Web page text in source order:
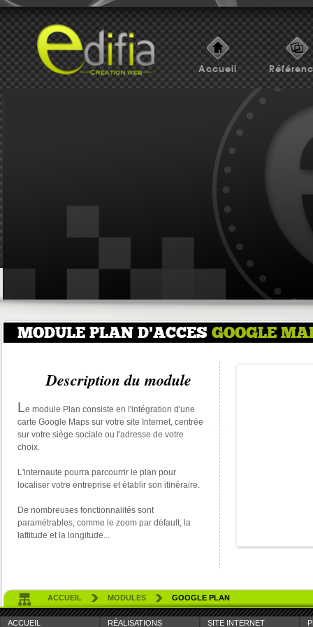
Accueil
MODULE PLAN D'ACCES GOOGLE
Description du module
Le module Plan consiste en l'intégration d'une
carte Google Maps sur votre site Internet, centrée
sur votre siège sociale ou l'adresse de votre
choix.
L'internaute pourra parcourrir le plan pour
localiser votre entreprise et établir son itinéraire.
De nombreuses fonctionnalités sont
paramétrables, comme le zoom par défault, la
lattitude et la longitude...
ACCUEIL MODULES GOOGLE PLAN
ACCUEIL RÉALISATIONS SITE INTERNET